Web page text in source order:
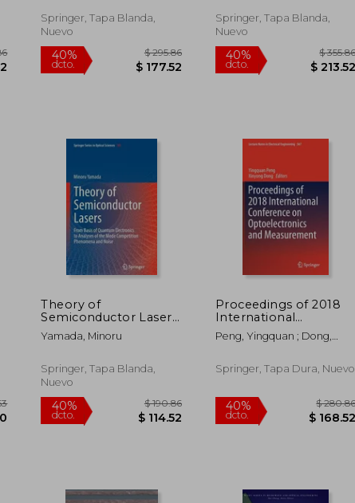
$ 175.86
$ 105.52
Springer, Tapa Blanda,
Nuevo
40%
dcto.
$ 295.86
$ 177.52
Springer, Tapa Blanda,
Nuevo
40%
dcto.
Theory of
Semiconductor Lasers:
From Basis of
Quantum Electronics
Mode Competition
Phenomena and
Yamada, Minoru
Springer, Tapa Blanda,
Nuevo
Proceedings of 2018
International
Conference on
Optoelectronics and
Inglés)
Peng, Yingquan ; Dong,
Springer, Tapa Dura, Nuevo